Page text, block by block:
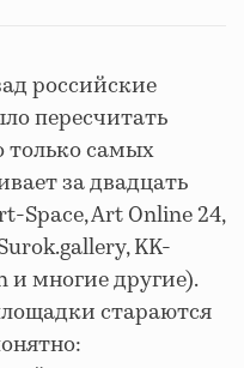
российские
пересчитать
только самых
за двадцать
Space, Art Online 24,
KK-
и многие другие).
стараются